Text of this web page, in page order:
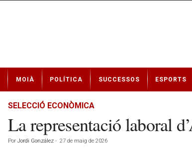
t
MOIÀ POLÍTICA SUCCESSOS ESPORTS
SELECCIÓ ECONÒMICA
La representació laboral
Por Jordi González - 27 de maig de 2026